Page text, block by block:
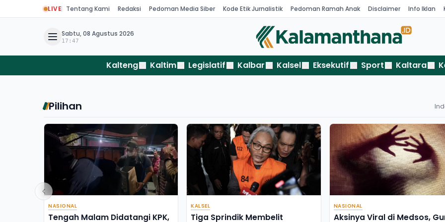
LIVE Tentang Kami Redaksi Pedoman Media Siber Kode Etik Jurnalistik Pedoman Ramah Anak Disclaimer Info Iklan
Sabtu, 08 Agustus 2026
17:47
Kalteng Kaltim Legislatif Kalbar Kalsel Eksekutif Sport Kaltara
Pilihan
NASIONAL
Tengah Malam Didatangi KPK,
KALSEL
Tiga Sprindik Membelit
NASIONAL
Aksinya Viral di Medsos,